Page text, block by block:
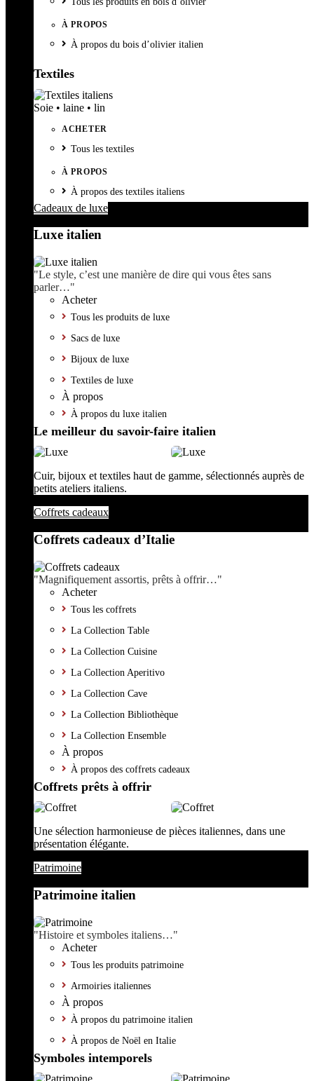
À PROPOS
À propos du bois d’olivier italien
Textiles
Soie • laine • lin
ACHETER
Tous les textiles
À PROPOS
À propos des textiles italiens
Cadeaux de luxe
Luxe italien
"Le style, c’est une manière de dire qui vous êtes sans
parler…"
Acheter
Tous les produits de luxe
Sacs de luxe
Bijoux de luxe
Textiles de luxe
À propos
À propos du luxe italien
Le meilleur du savoir-faire italien
Cuir, bijoux et textiles haut de gamme, sélectionnés auprès de
petits ateliers italiens.
Coffrets cadeaux
Coffrets cadeaux d’Italie
"Magnifiquement assortis, prêts à offrir…"
Acheter
Tous les coffrets
La Collection Table
La Collection Cuisine
La Collection Aperitivo
La Collection Cave
La Collection Bibliothèque
La Collection Ensemble
À propos
À propos des coffrets cadeaux
Coffrets prêts à offrir
Une sélection harmonieuse de pièces italiennes, dans une
présentation élégante.
Patrimoine
Patrimoine italien
"Histoire et symboles italiens…"
Acheter
Tous les produits patrimoine
Armoiries italiennes
À propos
À propos du patrimoine italien
À propos de Noël en Italie
Symboles intemporels